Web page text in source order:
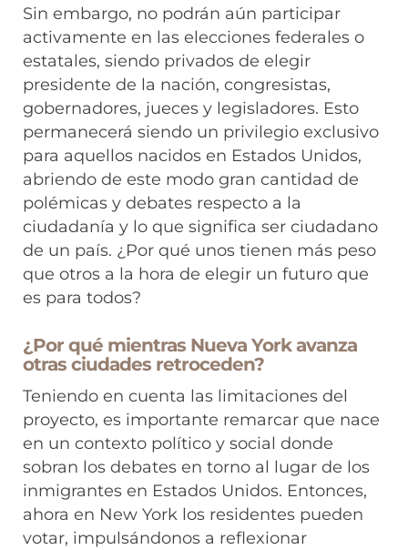
Sin embargo, no podrán aún participar
activamente en las elecciones federales o
estatales, siendo privados de elegir
presidente de la nación, congresistas,
gobernadores, jueces y legisladores. Esto
permanecerá siendo un privilegio exclusivo
para aquellos nacidos en Estados Unidos,
abriendo de este modo gran cantidad de
polémicas y debates respecto a la
ciudadanía y lo que significa ser ciudadano
de un país. ¿Por qué unos tienen más peso
que otros a la hora de elegir un futuro que
es para todos?
¿Por qué mientras Nueva York avanza
otras ciudades retroceden?
Teniendo en cuenta las limitaciones del
proyecto, es importante remarcar que nace
en un contexto político y social donde
sobran los debates en torno al lugar de los
inmigrantes en Estados Unidos. Entonces,
ahora en New York los residentes pueden
votar, impulsándonos a reflexionar